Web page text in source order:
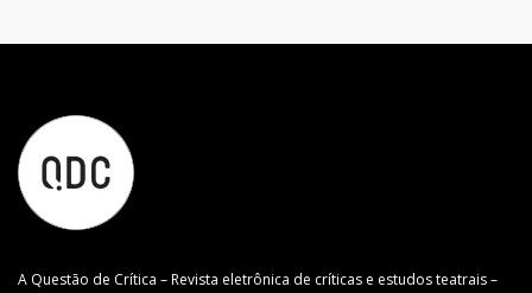
A Questão de Crítica – Revista eletrônica de críticas e estudos teatrais –